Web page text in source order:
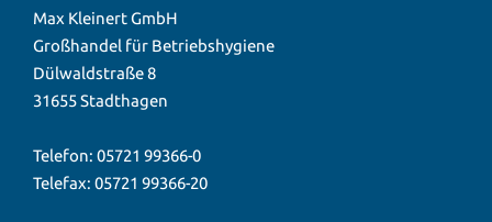
Max Kleinert GmbH
Großhandel für Betriebshygiene
Dülwaldstraße 8
31655 Stadthagen
Telefon: 05721 99366-0
Telefax: 05721 99366-20